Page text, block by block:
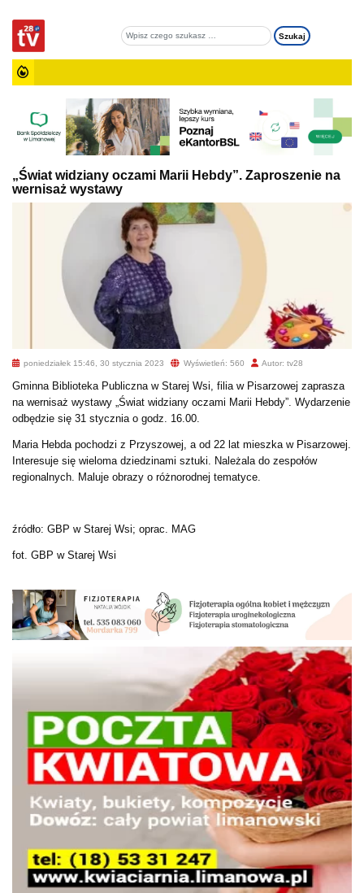
„Świat widziany oczami Marii Hebdy”. Zaproszenie na
wernisaż wystawy
poniedziałek 15:46, 30 stycznia 2023 Wyświetleń: 560 Autor: tv28
Gminna Biblioteka Publiczna w Starej Wsi, filia w Pisarzowej zaprasza
na wernisaż wystawy „Świat widziany oczami Marii Hebdy”. Wydarzenie
odbędzie się 31 stycznia o godz. 16.00.
Maria Hebda pochodzi z Przyszowej, a od 22 lat mieszka w Pisarzowej.
Interesuje się wieloma dziedzinami sztuki. Należala do zespołów
regionalnych. Maluje obrazy o różnorodnej tematyce.
źródło: GBP w Starej Wsi; oprac. MAG
fot. GBP w Starej Wsi